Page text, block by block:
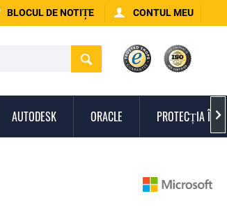
BLOCUL DE NOTIȚE CONTUL MEU
AUTODESK ORACLE PROTECȚIA 